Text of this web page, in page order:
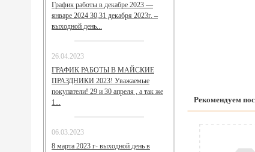
График работы в декабре 2023 —
январе 2024 30,31 декабря 2023г. –
выходной день...
26.04.2023
ГРАФИК РАБОТЫ В МАЙСКИЕ
ПРАЗДНИКИ 2023! Уважаемые
покупатели! 29 и 30 апреля , а так же
1...
06.03.2023
8 марта 2023 г- выходной день в
Рекомендуем